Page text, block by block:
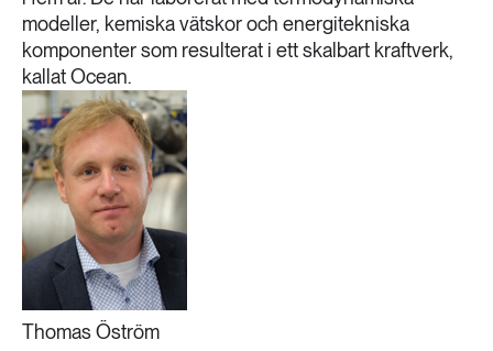
modeller, kemiska vätskor och energitekniska
komponenter som resulterat i ett skalbart kraftverk,
kallat Ocean.
Thomas Öström